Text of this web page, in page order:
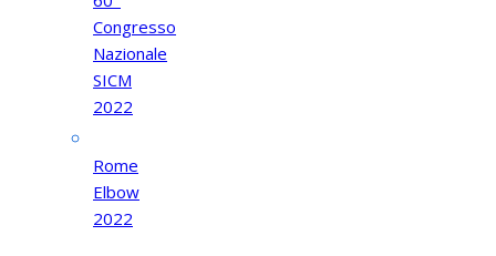
Congresso
Nazionale
SICM
2022
Rome
Elbow
2022